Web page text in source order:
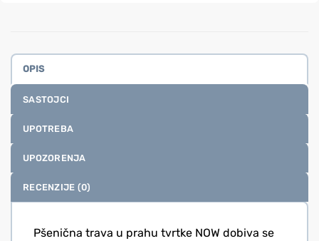
OPIS
SASTOJCI
UPOTREBA
UPOZORENJA
RECENZIJE (0)
Pšenična trava u prahu tvrtke NOW dobiva se